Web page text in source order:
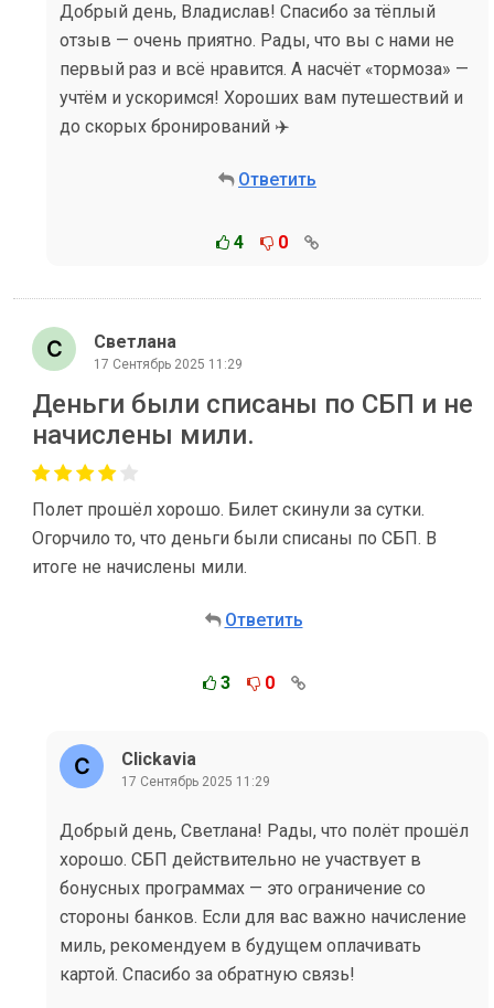
Добрый день, Владислав! Спасибо за тёплый
отзыв — очень приятно. Рады, что вы с нами не
первый раз и всё нравится. А насчёт «тормоза» —
учтём и ускоримся! Хороших вам путешествий и
до скорых бронирований ✈️
Ответить
4 0
Светлана
17 Сентябрь 2025 11:29
Деньги были списаны по СБП и не
начислены мили.
Полет прошёл хорошо. Билет скинули за сутки.
Огорчило то, что деньги были списаны по СБП. В
итоге не начислены мили.
Ответить
3 0
Clickavia
17 Сентябрь 2025 11:29
Добрый день, Светлана! Рады, что полёт прошёл
хорошо. СБП действительно не участвует в
бонусных программах — это ограничение со
стороны банков. Если для вас важно начисление
миль, рекомендуем в будущем оплачивать
картой. Спасибо за обратную связь!